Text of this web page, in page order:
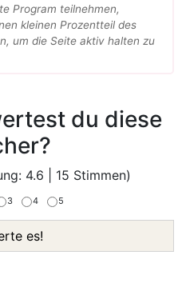
Program teilnehmen,
kleinen Prozentteil des
um die Seite aktiv halten zu
du diese
4.6 15 Stimmen)
3 4 5
es!